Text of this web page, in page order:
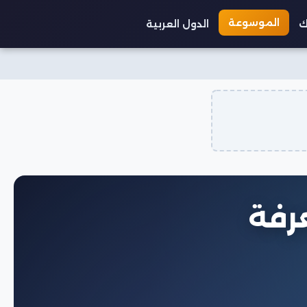
الموسوعة الدول العربية